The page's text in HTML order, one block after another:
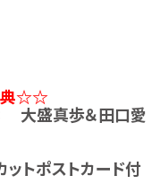
典☆☆
大盛真歩＆田口愛
トポストカード付